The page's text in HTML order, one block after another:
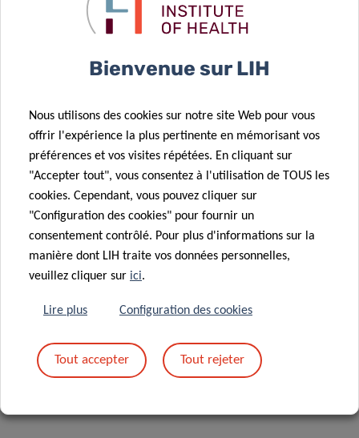
partager notre expertise et garantir que l’impact et la
SCIENTIFIC CONTACT
TORSTEN
BOHN
Group Leader, NutriHealth
Bienvenue sur LIH
Nous utilisons des cookies sur notre site Web pour vous
offrir l'expérience la plus pertinente en mémorisant vos
préférences et vos visites répétées. En cliquant sur
"Accepter tout", vous consentez à l'utilisation de TOUS les
cookies. Cependant, vous pouvez cliquer sur
"Configuration des cookies" pour fournir un
consentement contrôlé. Pour plus d'informations sur la
manière dont LIH traite vos données personnelles,
veuillez cliquer sur ici.
Lire plus Configuration des cookies
Tout accepter Tout rejeter